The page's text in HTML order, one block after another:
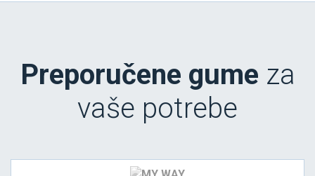
Preporučene gume za
vaše potrebe